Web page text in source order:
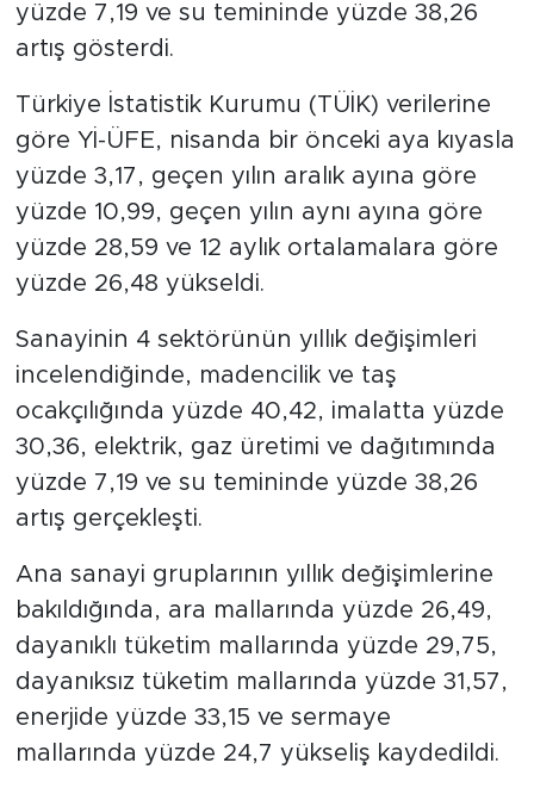
yüzde 7,19 ve su temininde yüzde 38,26
artış gösterdi.
Türkiye İstatistik Kurumu (TÜİK) verilerine
göre Yİ-ÜFE, nisanda bir önceki aya kıyasla
yüzde 3,17, geçen yılın aralık ayına göre
yüzde 10,99, geçen yılın aynı ayına göre
yüzde 28,59 ve 12 aylık ortalamalara göre
yüzde 26,48 yükseldi.
Sanayinin 4 sektörünün yıllık değişimleri
incelendiğinde, madencilik ve taş
ocakçılığında yüzde 40,42, imalatta yüzde
30,36, elektrik, gaz üretimi ve dağıtımında
yüzde 7,19 ve su temininde yüzde 38,26
artış gerçekleşti.
Ana sanayi gruplarının yıllık değişimlerine
bakıldığında, ara mallarında yüzde 26,49,
dayanıklı tüketim mallarında yüzde 29,75,
dayanıksız tüketim mallarında yüzde 31,57,
enerjide yüzde 33,15 ve sermaye
mallarında yüzde 24,7 yükseliş kaydedildi.